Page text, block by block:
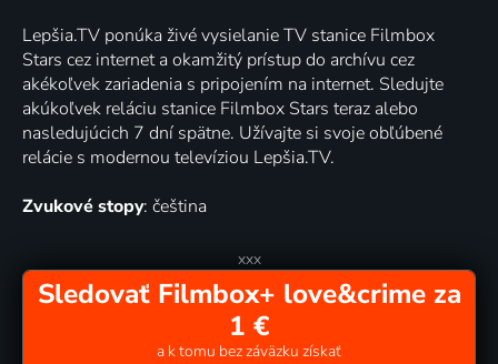
Lepšia.TV ponúka živé vysielanie TV stanice Filmbox
Stars cez internet a okamžitý prístup do archívu cez
akékoľvek zariadenia s pripojením na internet. Sledujte
akúkoľvek reláciu stanice Filmbox Stars teraz alebo
nasledujúcich 7 dní spätne. Užívajte si svoje obľúbené
relácie s modernou televíziou Lepšia.TV.
Zvukové stopy: čeština
xxx
Sledovať Filmbox+ love&crime za
1 €
a k tomu bez záväzku získať